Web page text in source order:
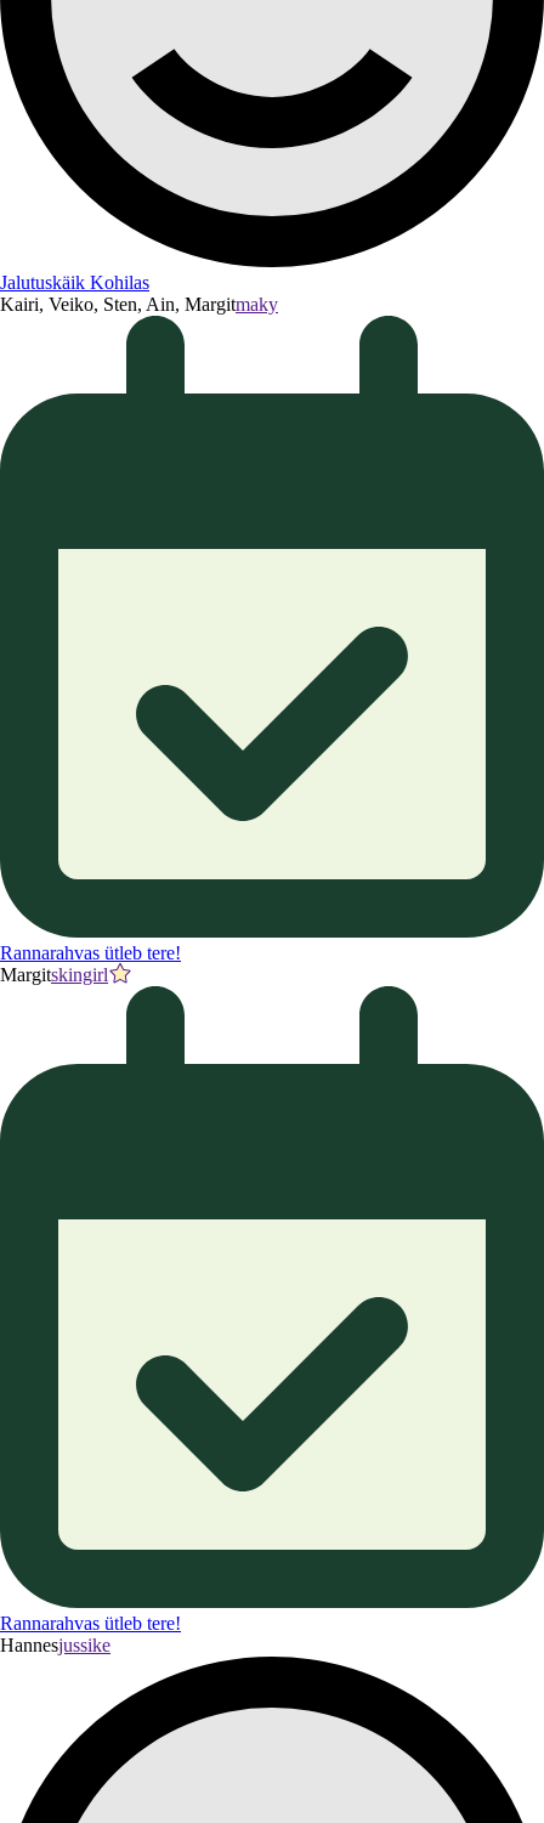
Jalutuskäik Kohilas
Kairi, Veiko, Sten, Ain, Margitmaky
Rannarahvas ütleb tere!
Margitskingirl
Rannarahvas ütleb tere!
Hannesjussike